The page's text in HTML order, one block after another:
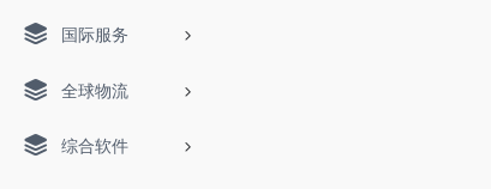
国际服务
全球物流
综合软件